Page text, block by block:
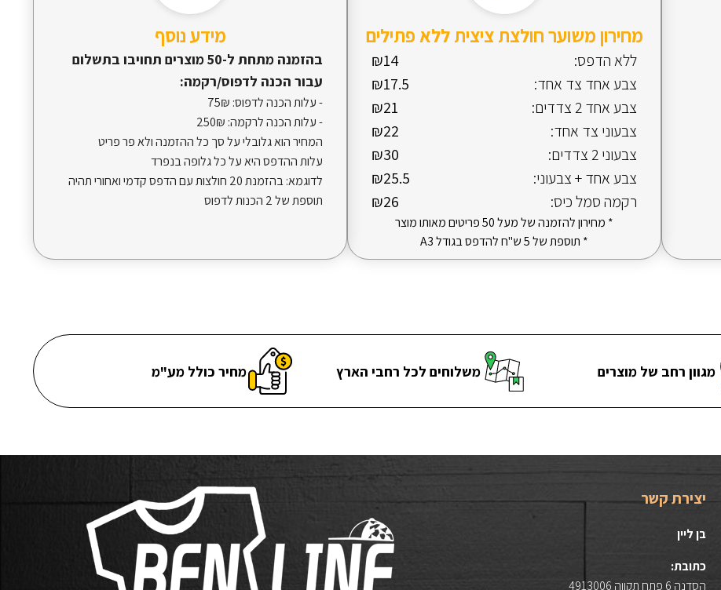
מחירון משוער חולצת ציצית ללא פתילים
ללא הדפס:
₪14
צבע אחד צד אחד:
₪17.5
צבע אחד 2 צדדים:
₪21
צבעוני צד אחד:
₪22
צבעוני 2 צדדים:
₪30
צבע אחד + צבעוני:
₪25.5
רקמה סמל כיס:
₪26
* מחירון להזמנה של מעל 50 פריטים מאותו מוצר
* תוספת של 5 ש"ח להדפס בגודל A3
מידע נוסף
בהזמנה מתחת ל-50 מוצרים תחויבו בתשלום
עבור הכנה לדפוס/רקמה:
- עלות הכנה לדפוס:
- עלות הכנה לרקמה:
המחיר הוא גלובלי על סך כל ההזמנה ולא פר פריט
עלות ההדפס היא על כל גלופה בנפרד
לדוגמא: בהזמנת 20 חולצות עם הדפס קדמי ואחורי תהיה
תוספת של 2 הכנות לדפוס
מגוון רחב של מוצרים משלוחים לכל רחבי הארץ מחיר כולל מע"מ
יצירת קשר
בן ליין
כתובת:
הסדנה 6 פתח תקווה 4913006